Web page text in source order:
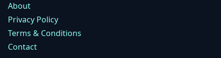
About
Privacy Policy
Terms & Conditions
Contact